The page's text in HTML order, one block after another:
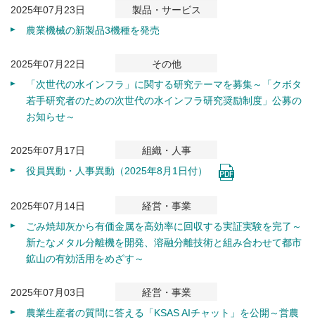
2025年07月23日
製品・サービス
農業機械の新製品3機種を発売
2025年07月22日
その他
「次世代の水インフラ」に関する研究テーマを募集～「クボタ
若手研究者のための次世代の水インフラ研究奨励制度」公募の
お知らせ～
2025年07月17日
組織・人事
役員異動・人事異動（2025年8月1日付）
2025年07月14日
経営・事業
ごみ焼却灰から有価金属を高効率に回収する実証実験を完了～
新たなメタル分離機を開発、溶融分離技術と組み合わせて都市
鉱山の有効活用をめざす～
2025年07月03日
経営・事業
農業生産者の質問に答える「KSAS AIチャット」を公開～営農